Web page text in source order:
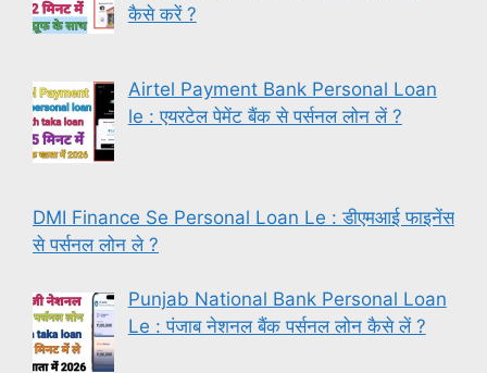
कैसे करें ?
Airtel Payment Bank Personal Loan
le : एयरटेल पेमेंट बैंक से पर्सनल लोन लें ?
DMI Finance Se Personal Loan Le : डीएमआई फाइनेंस
से पर्सनल लोन ले ?
Punjab National Bank Personal Loan
Le : पंजाब नेशनल बैंक पर्सनल लोन कैसे लें ?